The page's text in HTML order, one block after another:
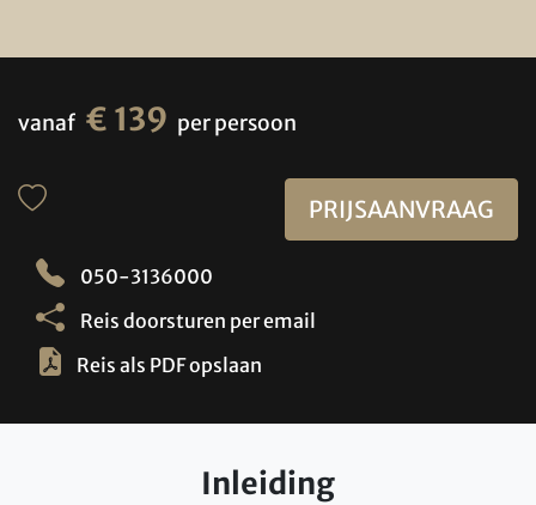
vanaf € 139 per persoon
PRIJSAANVRAAG
050-3136000
Reis doorsturen per email
Reis als PDF opslaan
Inleiding